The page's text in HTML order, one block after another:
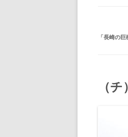
「長崎の巨
（